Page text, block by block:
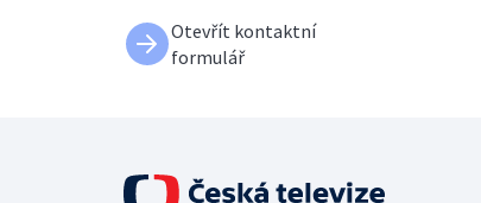
Otevřít kontaktní
formulář